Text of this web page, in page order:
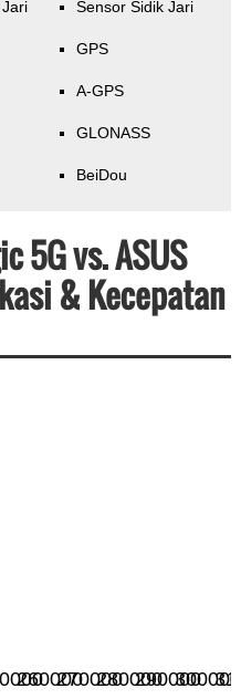
Sensor Sidik Jari
GPS
A-GPS
GLONASS
BeiDou
5G vs. ASUS
& Kecepatan
260000270000280000290000300000